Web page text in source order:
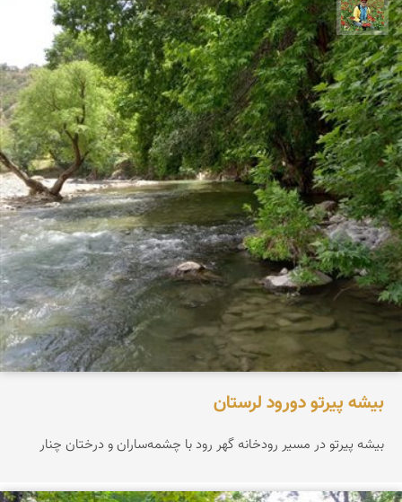
اسفندیار خدایی
بیشه پیرتو دورود لرستان
بیشه پیرتو در مسیر رودخانه گهر رود با چشمه‌ساران و درختان چنار